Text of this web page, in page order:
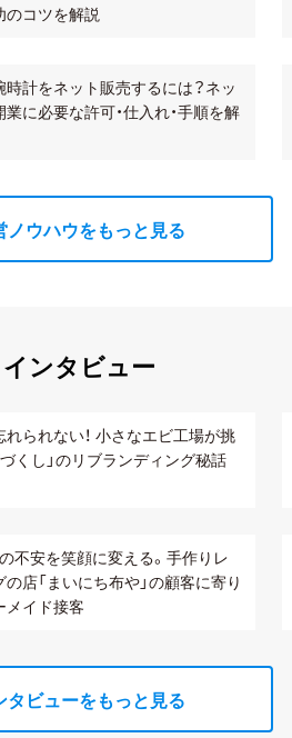
のコツを解説
時計をネット販売するには？ネッ
業に必要な許可・仕入れ・手順を解
ノウハウをもっと見る
インタビュー
られない！ 小さなエビ工場が挑
くし」のリブランディング秘話
の不安を笑顔に変える。手作りレ
店「まいにち布や」の顧客に寄り
メイド接客
タビューをもっと見る